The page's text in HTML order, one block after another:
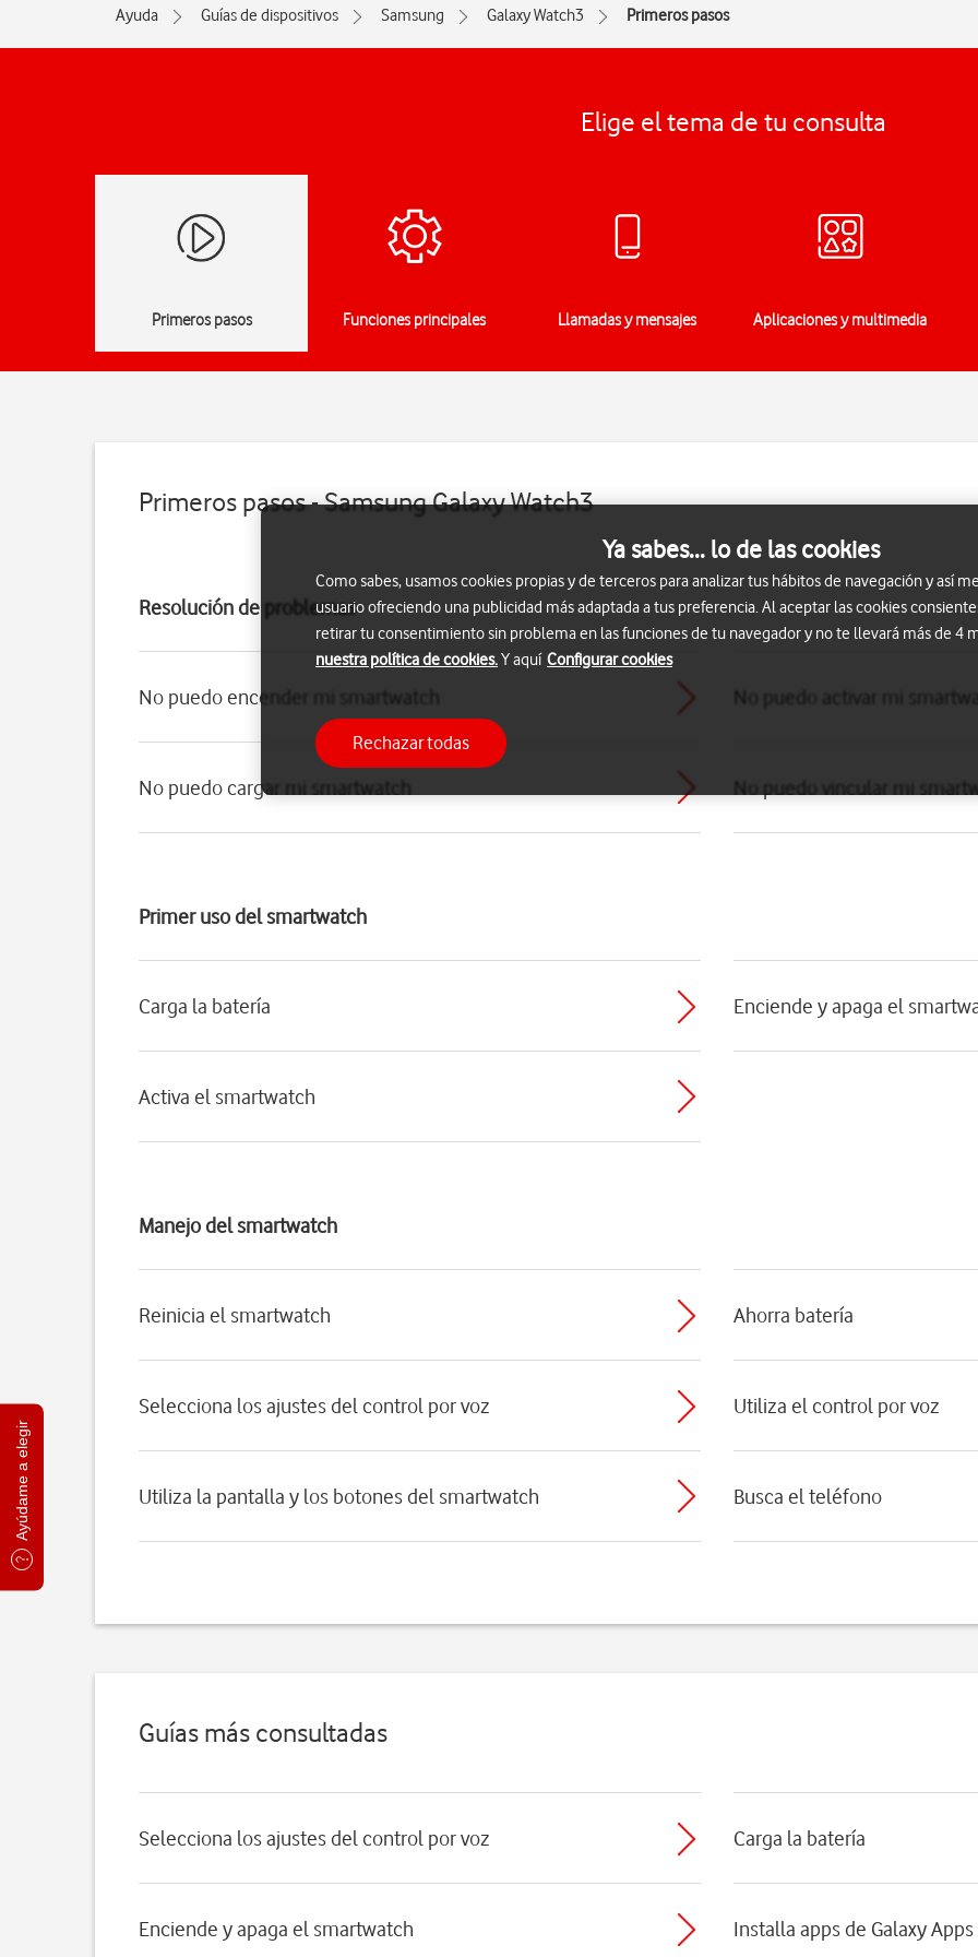
Ayúdame a elegir
Ayuda Guías de dispositivos Samsung Galaxy Watch3 Primeros pasos
Elige el tema de tu consulta
Primeros pasos Funciones principales Llamadas y mensajes Aplicaciones y multimedia
Primeros pasos - Samsung Galaxy Watch3
Resolución de problemas
No puedo encender mi smartwatch No puedo activar mi
No puedo cargar mi smartwatch No puedo vincular mi
Primer uso del smartwatch
Carga la batería Enciende y apaga el
Activa el smartwatch
Manejo del smartwatch
Reinicia el smartwatch Ahorra batería
Selecciona los ajustes del control por voz Utiliza el control por voz
Utiliza la pantalla y los botones del smartwatch Busca el teléfono
Guías más consultadas
Selecciona los ajustes del control por voz Carga la batería
Enciende y apaga el smartwatch Installa apps de Galaxy Apps
Ya sabes... lo de las cookies
Como sabes, usamos cookies propias y de terceros para analizar tus hábitos de navegación y así
usuario ofreciendo una publicidad más adaptada a tus preferencia. Al aceptar las cookies
retirar tu consentimiento sin problema en las funciones de tu navegador y no te llevará más de 4
nuestra política de cookies.Y aquí Configurar cookies
Rechazar todas